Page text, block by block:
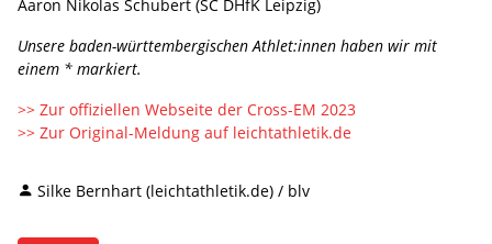
Aaron Nikolas Schubert (SC DHfK Leipzig)
Unsere baden-württembergischen Athlet:innen haben wir mit
einem * markiert.
>> Zur offiziellen Webseite der Cross-EM 2023
>> Zur Original-Meldung auf leichtathletik.de
Silke Bernhart (leichtathletik.de) / blv